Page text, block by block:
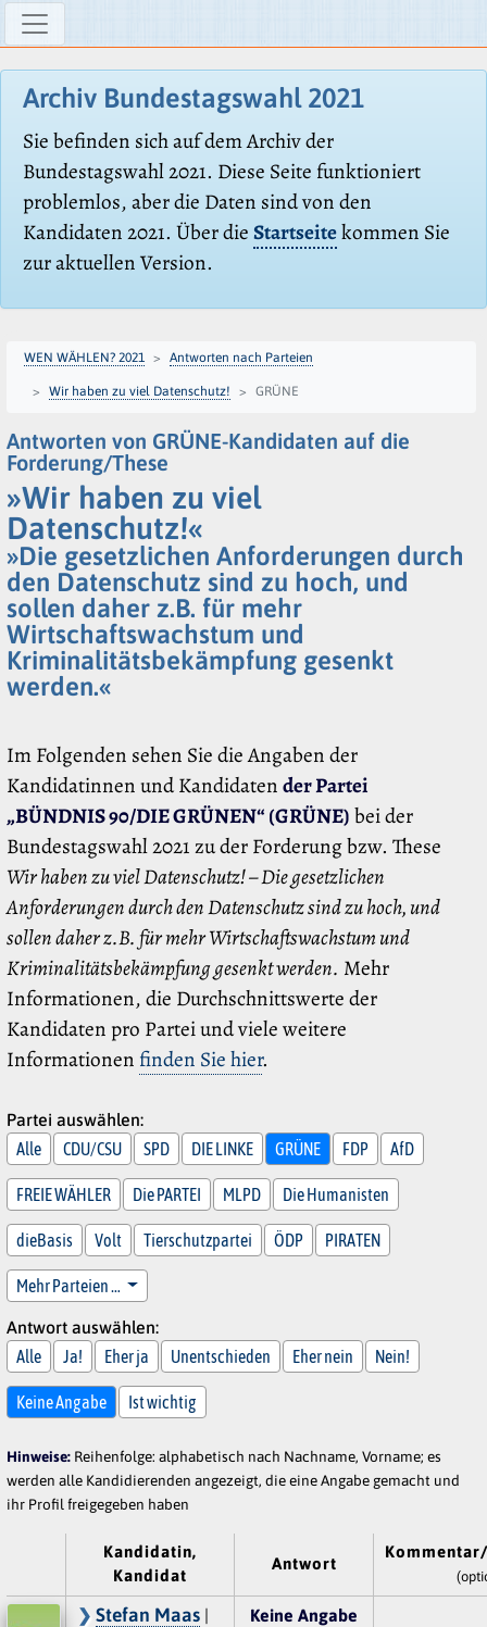
Archiv Bundestagswahl 2021
Sie befinden sich auf dem Archiv der
Bundestagswahl 2021. Diese Seite funktioniert
problemlos, aber die Daten sind von den
Kandidaten 2021. Über dieStartseitekommen Sie
zur aktuellen Version.
WEN WÄHLEN? 2021 Antworten nach Parteien
Wir haben zu viel Datenschutz! GRÜNE
Antworten von GRÜNE-Kandidaten auf die
Forderung/These
»Wir haben zu viel
Datenschutz!«
»Die gesetzlichen Anforderungen durch
den Datenschutz sind zu hoch, und
sollen daher z.B. für mehr
Wirtschaftswachstum und
Kriminalitätsbekämpfung gesenkt
werden.«
Im Folgenden sehen Sie die Angaben der
Kandidatinnen und Kandidatender Partei
„BÜNDNIS 90/DIE GRÜNEN“ (GRÜNE)bei der
Bundestagswahl 2021 zu der Forderung bzw. These
Wir haben zu viel Datenschutz! – Die gesetzlichen
Anforderungen durch den Datenschutz sind zu hoch, und
sollen daher z.B. für mehr Wirtschaftswachstum und
Kriminalitätsbekämpfung gesenkt werden. Mehr
Informationen, die Durchschnittswerte der
Kandidaten pro Partei und viele weitere
Informationen finden Sie hier.
Partei auswählen:
Alle
CDU/CSU SPD DIE LINKE GRÜNE FDP AfD
FREIE WÄHLER Die PARTEI MLPD Die Humanisten
dieBasis Volt Tierschutzpartei ÖDP PIRATEN
Mehr Parteien …
Antwort auswählen:
Alle
Ja! Eher ja Unentschieden Eher nein Nein!
Keine Angabe Ist wichtig
Hinweise: Reihenfolge: alphabetisch nach Nachname, Vorname; es
werden alle Kandidierenden angezeigt, die eine Angabe gemacht und
ihr Profil freigegeben haben
Kandidatin,
Kandidat
Antwort
Stefan Maas|
Keine Angabe